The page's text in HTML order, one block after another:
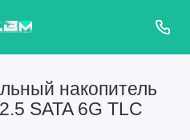
накопитель
SATA 6G TLC